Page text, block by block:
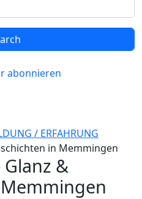
abonnieren
/ ERFAHRUNG
in Memmingen
&